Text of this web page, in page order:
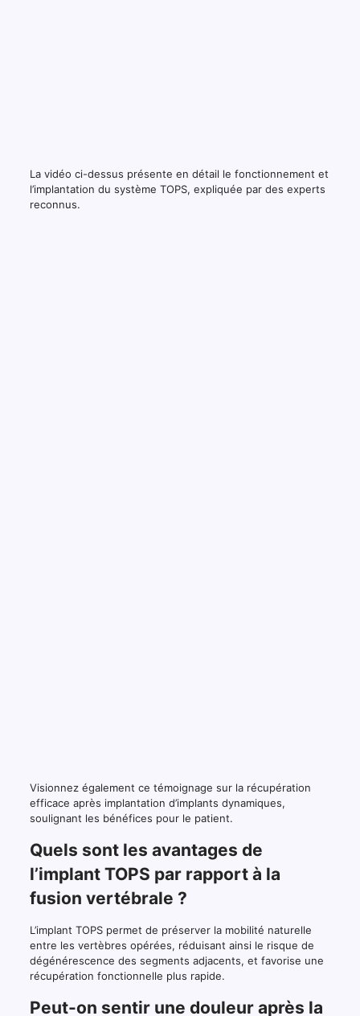
La vidéo ci-dessus présente en détail le fonctionnement et
l’implantation du système TOPS, expliquée par des experts
reconnus.
Visionnez également ce témoignage sur la récupération
efficace après implantation d’implants dynamiques,
soulignant les bénéfices pour le patient.
Quels sont les avantages de
l’implant TOPS par rapport à la
fusion vertébrale ?
L’implant TOPS permet de préserver la mobilité naturelle
entre les vertèbres opérées, réduisant ainsi le risque de
dégénérescence des segments adjacents, et favorise une
récupération fonctionnelle plus rapide.
Peut-on sentir une douleur après la